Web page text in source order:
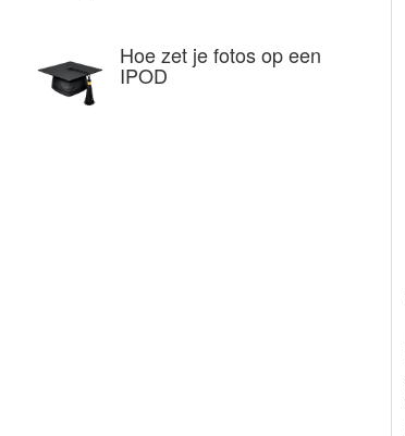
Hoe zet je fotos op een
IPOD